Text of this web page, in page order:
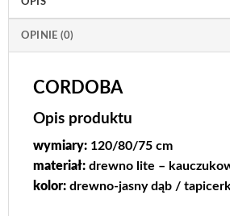
OPINIE (0)
CORDOBA
Opis produktu
wymiary:120/80/75 cm
materiał:drewno lite –
kolor:drewno-jasny dąb /